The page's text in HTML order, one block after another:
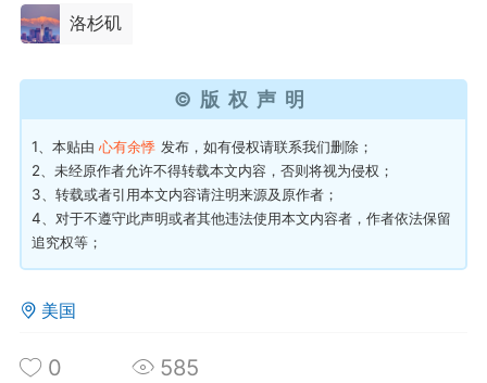
每日任务
阅读洛杉矶新闻
华人论坛
加入社区交流
华人社区信息发布规范》
华人社区账号注册及使用规范》
洛杉矶热点 娱乐八卦
洛杉矶
©版权声明
1、本贴由 心有余悸 发布，如有侵权请联系我们删除；
2、未经原作者允许不得转载本文内容，否则将视为侵权；
3、转载或者引用本文内容请注明来源及原作者；
4、对于不遵守此声明或者其他违法使用本文内容者，作者依法保留
追究权等；
美国
0 585